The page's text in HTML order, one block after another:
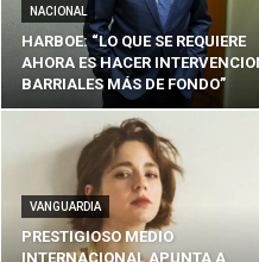
NACIONAL
HARBOE: “LO QUE SE REQUIERE
AHORA ES HACER
BARRIALES MÁS DE FONDO”
VANGUARDIA
PRESTIGIOSO MEDIO
INTERNACIONAL APUNTA A